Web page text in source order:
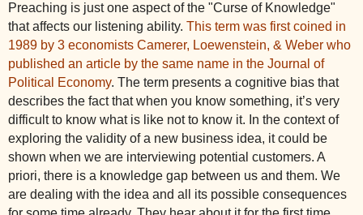
Preaching is just one aspect of the "Curse of Knowledge"
that affects our listening ability. This term was first coined in
1989 by 3 economists Camerer, Loewenstein, & Weber who
published an article by the same name in the Journal of
Political Economy. The term presents a cognitive bias that
describes the fact that when you know something, it’s very
difficult to know what is like not to know it. In the context of
exploring the validity of a new business idea, it could be
shown when we are interviewing potential customers. A
priori, there is a knowledge gap between us and them. We
are dealing with the idea and all its possible consequences